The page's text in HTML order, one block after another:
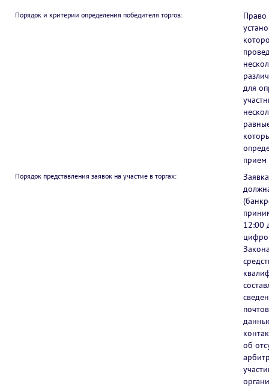
Порядок и критерии определения победителя торгов:
Право
для
прием
Порядок представления заявок на участие в торгах:
12:00
об